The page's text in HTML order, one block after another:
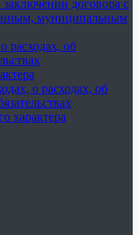
договора с
муниципальным
расходах, об
о расходах, об
характера